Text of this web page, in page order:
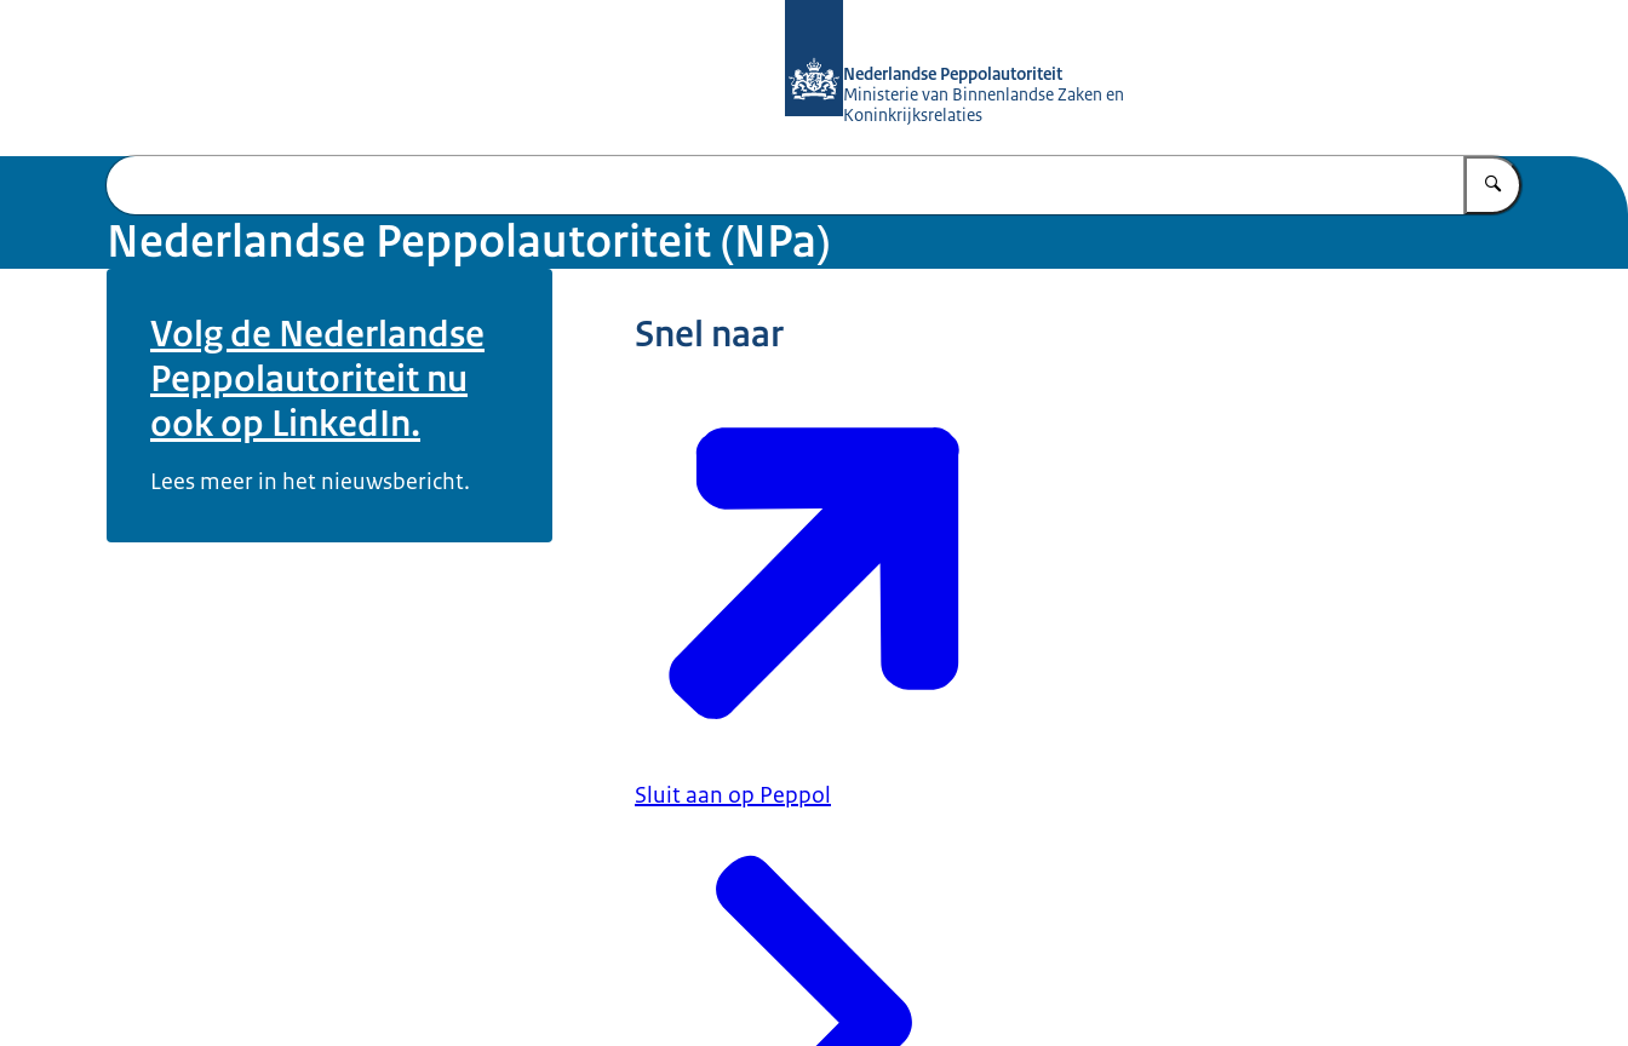
Nederlandse Peppolautoriteit
Ministerie van Binnenlandse Zaken en
Koninkrijksrelaties
Vul in wat u
Nederlandse Peppolautoriteit (NPa)
Volg de Nederlandse
Peppolautoriteit nu
ook op LinkedIn.
Lees meer in het nieuwsbericht.
Snel naar
Sluit aan op Peppol